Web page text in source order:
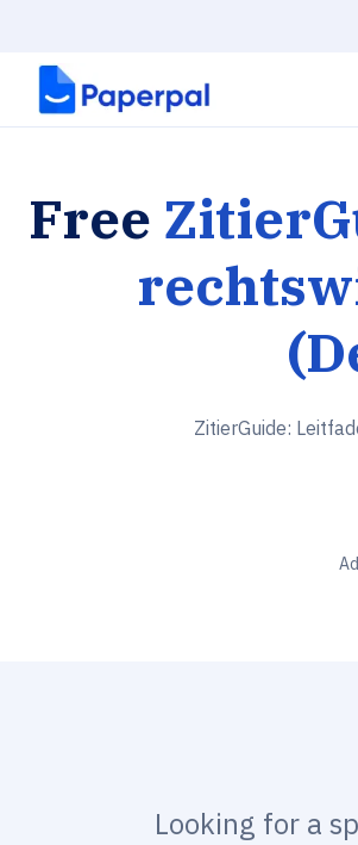
Free
ZitierGuide:
Looking for a